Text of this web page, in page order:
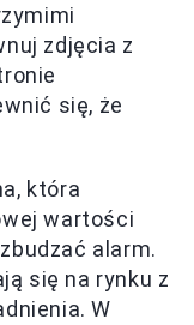
zdjęcia z
się, że
która
wartości
alarm.
się na rynku z
W